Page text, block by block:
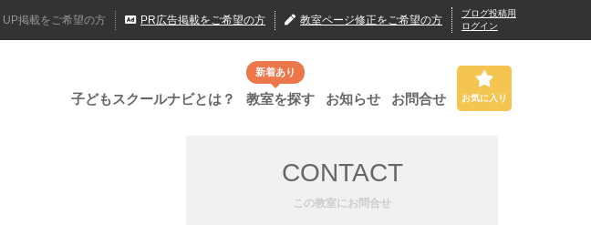
UP掲載をご希望の方 PR広告掲載をご希望の方 教室ページ修正をご希望の方
ブログ投稿用
ログイン
子どもスクールナビとは？
新着あり
教室を探す お知らせ お問合せ お気に入り
CONTACT
この教室にお問合せ